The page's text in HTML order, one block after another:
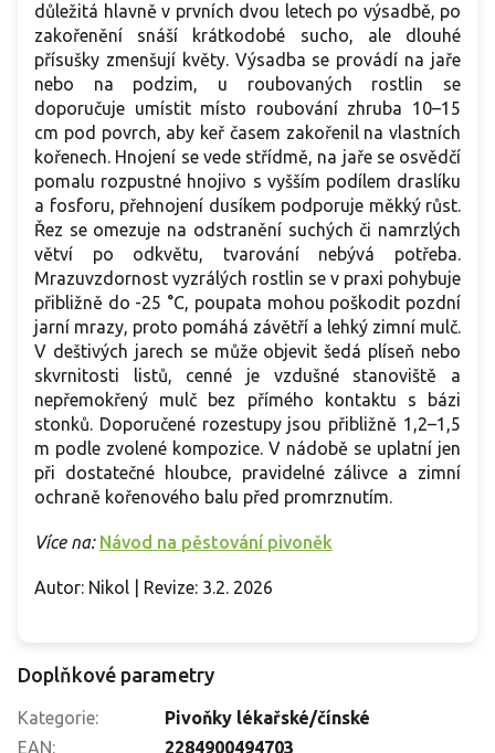
důležitá hlavně v prvních dvou letech po výsadbě, po
zakořenění snáší krátkodobé sucho, ale dlouhé
přísušky zmenšují květy. Výsadba se provádí na jaře
nebo na podzim, u roubovaných rostlin se
doporučuje umístit místo roubování zhruba 10–15
cm pod povrch, aby keř časem zakořenil na vlastních
kořenech. Hnojení se vede střídmě, na jaře se osvědčí
pomalu rozpustné hnojivo s vyšším podílem draslíku
a fosforu, přehnojení dusíkem podporuje měkký růst.
Řez se omezuje na odstranění suchých či namrzlých
větví po odkvětu, tvarování nebývá potřeba.
Mrazuvzdornost vyzrálých rostlin se v praxi pohybuje
přibližně do -25 °C, poupata mohou poškodit pozdní
jarní mrazy, proto pomáhá závětří a lehký zimní mulč.
V deštivých jarech se může objevit šedá plíseň nebo
skvrnitosti listů, cenné je vzdušné stanoviště a
nepřemokřený mulč bez přímého kontaktu s bázi
stonků. Doporučené rozestupy jsou přibližně 1,2–1,5
m podle zvolené kompozice. V nádobě se uplatní jen
při dostatečné hloubce, pravidelné zálivce a zimní
ochraně kořenového balu před promrznutím.
Více na: Návod na pěstování pivoněk
Autor: Nikol | Revize: 3.2. 2026
Doplňkové parametry
Kategorie:
Pivoňky lékařské/čínské
EAN:
2284900494703